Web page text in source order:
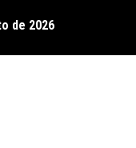
com show no Gravador
de 2026